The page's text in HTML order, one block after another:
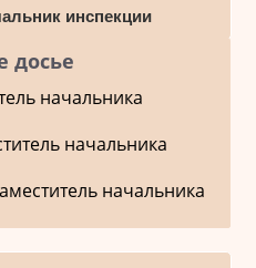
инспекции
досье
начальника
начальника
начальника